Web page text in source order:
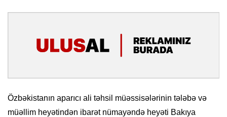
Özbəkistanın aparıcı ali təhsil müəssisələrinin tələbə və
müəllim heyətindən ibarət nümayəndə heyəti Bakıya